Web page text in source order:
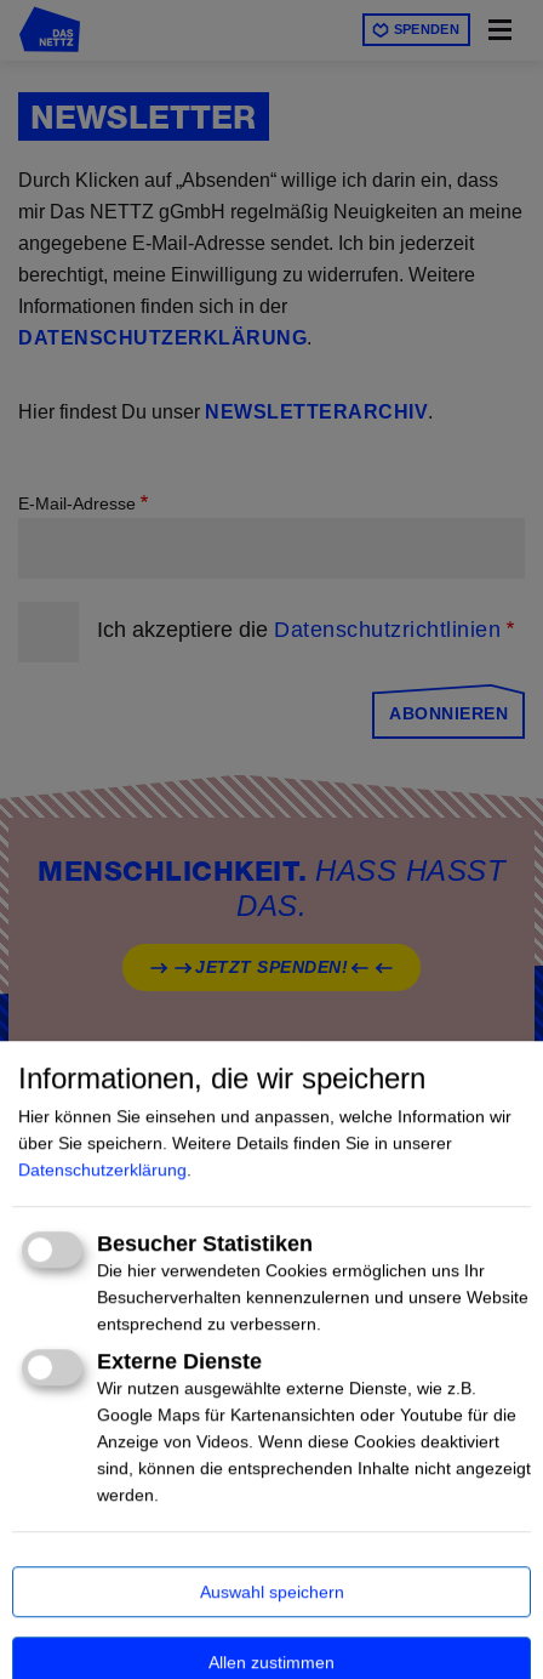
Direkt
zum
SPENDEN
NEWSLETTER
Durch Klicken auf „Absenden“ willige ich darin ein, dass
mir Das NETTZ gGmbH regelmäßig Neuigkeiten an meine
angegebene E-Mail-Adresse sendet. Ich bin jederzeit
berechtigt, meine Einwilligung zu widerrufen. Weitere
Informationen finden sich in der
DATENSCHUTZERKLÄRUNG.
Hier findest Du unser NEWSLETTERARCHIV.
E-Mail-Adresse
Ich akzeptiere die Datenschutzrichtlinien
ABONNIEREN
MENSCHLICHKEIT. HASS HASST
DAS.
JETZT SPENDEN!
Die Vernetzungsstelle
gegen Hate Speech
Als Vernetzungsstelle
Informationen, die wir speichern
Hier können Sie einsehen und anpassen, welche Information wir
über Sie speichern. Weitere Details finden Sie in unserer
Datenschutzerklärung.
Besucher Statistiken
Die hier verwendeten Cookies ermöglichen uns Ihr
Besucherverhalten kennenzulernen und unsere Website
entsprechend zu verbessern.
Externe Dienste
Wir nutzen ausgewählte externe Dienste, wie z.B.
Google Maps für Kartenansichten oder Youtube für die
Anzeige von Videos. Wenn diese Cookies deaktiviert
sind, können die entsprechenden Inhalte nicht angezeigt
werden.
Allen zustimmen
Auswahl speichern